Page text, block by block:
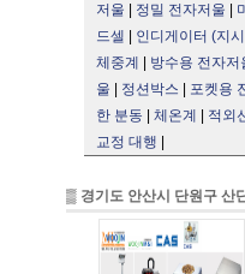
저울
정밀 전자저울
드셀
인디게이터 (지
체중계
방수용 전자저
울
정션박스
포켓용
한 분동
체온계
적외
교정 대행
▒ 경기도 안산시 단원구 산